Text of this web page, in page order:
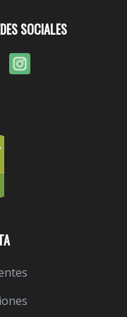
SOCIALES